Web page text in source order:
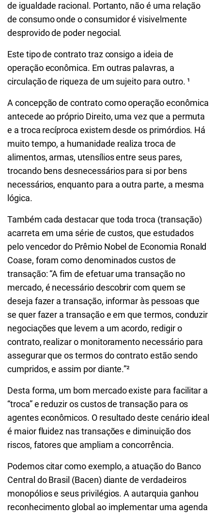
de igualdade racional. Portanto, não é uma relação
de consumo onde o consumidor é visivelmente
desprovido de poder negocial.
Este tipo de contrato traz consigo a ideia de
operação econômica. Em outras palavras, a
circulação de riqueza de um sujeito para outro. ¹
A concepção de contrato como operação econômica
antecede ao próprio Direito, uma vez que a permuta
e a troca recíproca existem desde os primórdios. Há
muito tempo, a humanidade realiza troca de
alimentos, armas, utensílios entre seus pares,
trocando bens desnecessários para si por bens
necessários, enquanto para a outra parte, a mesma
lógica.
Também cada destacar que toda troca (transação)
acarreta em uma série de custos, que estudados
pelo vencedor do Prêmio Nobel de Economia Ronald
Coase, foram como denominados custos de
transação: “A fim de efetuar uma transação no
mercado, é necessário descobrir com quem se
deseja fazer a transação, informar às pessoas que
se quer fazer a transação e em que termos, conduzir
negociações que levem a um acordo, redigir o
contrato, realizar o monitoramento necessário para
assegurar que os termos do contrato estão sendo
cumpridos, e assim por diante.”²
Desta forma, um bom mercado existe para facilitar a
“troca” e reduzir os custos de transação para os
agentes econômicos. O resultado deste cenário ideal
é maior fluidez nas transações e diminuição dos
riscos, fatores que ampliam a concorrência.
Podemos citar como exemplo, a atuação do Banco
Central do Brasil (Bacen) diante de verdadeiros
monopólios e seus privilégios. A autarquia ganhou
reconhecimento global ao implementar uma agenda